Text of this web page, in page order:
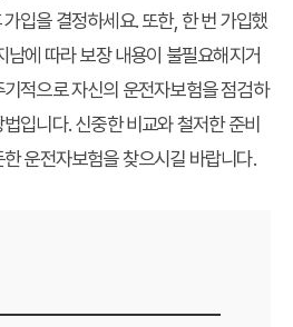
입을 결정하세요. 또한, 한 번 가입했
남에 따라 보장 내용이 불필요해지거
적으로 자신의 운전자보험을 점검하
입니다. 신중한 비교와 철저한 준비
운전자보험을 찾으시길 바랍니다.